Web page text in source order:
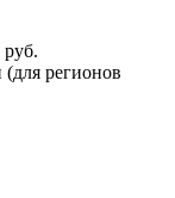
руб.
регионов